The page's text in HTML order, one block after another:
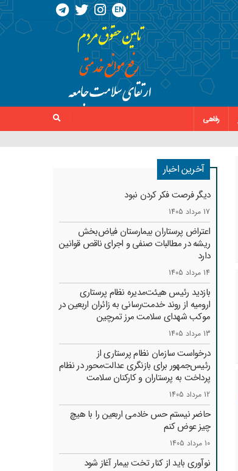
EN
رفاهی
آخرین اخبار
دیگر فرصت فکر کردن نبود
17 مرداد 1405
اعتراض پرستاران بیمارستان فیاض‌بخش
ریشه در مطالبات صنفی و اجرای ناقص قوانین
دارد
14 مرداد 1405
بازدید رئیس هیئت‌مدیره نظام پرستاری
ارومیه از روند خدمت‌رسانی به زائران اربعین در
موکب شهدای سلامت مرز تمرچین
13 مرداد 1405
درخواست سازمان نظام پرستاری از
رئیس‌جمهور برای بازنگری عدالت‌محور در نظام
پرداخت به پرستاران و کارکنان سلامت
12 مرداد 1405
حاضر نیستم حس خادمی اربعین را با هیچ
چیز عوض کنم
10 مرداد 1405
نوآوری باید از کنار تخت بیمار آغاز شود